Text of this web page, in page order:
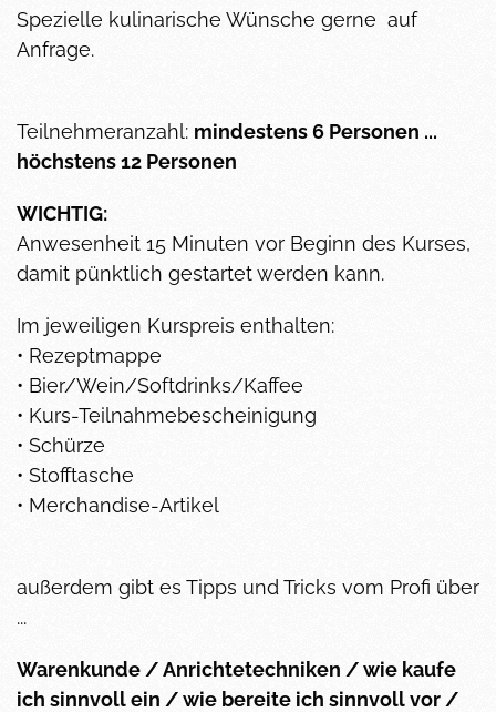
Spezielle kulinarische Wünsche gerne auf
Anfrage.
Teilnehmeranzahl: mindestens 6 Personen ...
höchstens 12 Personen
WICHTIG:
Anwesenheit 15 Minuten vor Beginn des Kurses,
damit pünktlich gestartet werden kann.
Im jeweiligen Kurspreis enthalten:
• Rezeptmappe
• Bier/Wein/Softdrinks/Kaffee
• Kurs-Teilnahmebescheinigung
• Schürze
• Stofftasche
• Merchandise-Artikel
außerdem gibt es Tipps und Tricks vom Profi über
...
Warenkunde / Anrichtetechniken / wie kaufe
ich sinnvoll ein / wie bereite ich sinnvoll vor /